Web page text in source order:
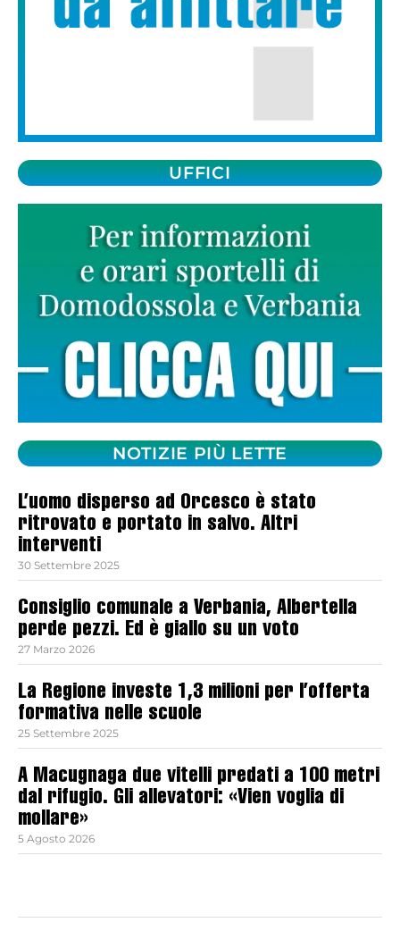
UFFICI
NOTIZIE PIÙ LETTE
L’uomo disperso ad Orcesco è stato
ritrovato e portato in salvo. Altri
interventi
30 Settembre 2025
Consiglio comunale a Verbania, Albertella
perde pezzi. Ed è giallo su un voto
27 Marzo 2026
La Regione investe 1,3 milioni per l’offerta
formativa nelle scuole
25 Settembre 2025
A Macugnaga due vitelli predati a 100 metri
dal rifugio. Gli allevatori: «Vien voglia di
mollare»
5 Agosto 2026